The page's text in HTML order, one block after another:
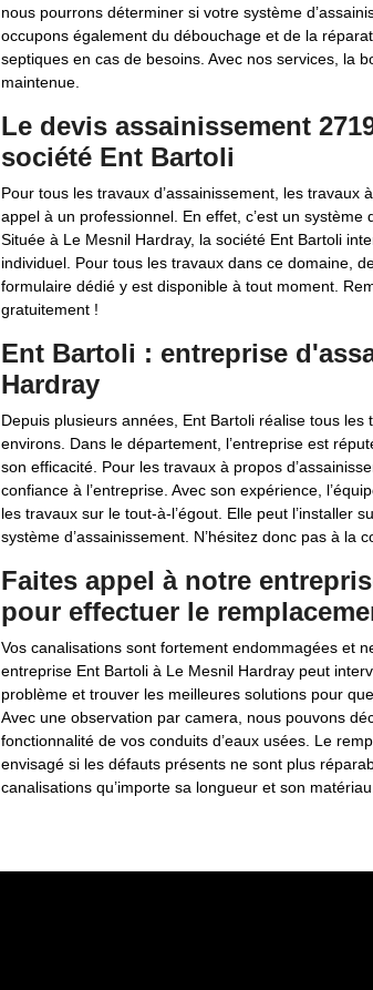
nous pourrons déterminer si votre système
occupons également du débouchage et de la
septiques en cas de besoins. Avec nos services, la
maintenue.
Le devis assainissement
société Ent Bartoli
Pour tous les travaux d’assainissement, les
appel à un professionnel. En effet, c’est un
Située à Le Mesnil Hardray, la société Ent Bartoli
individuel. Pour tous les travaux dans ce domaine,
formulaire dédié y est disponible à tout moment.
gratuitement !
Ent Bartoli : entreprise
Hardray
Depuis plusieurs années, Ent Bartoli réalise tous
environs. Dans le département, l’entreprise est
son efficacité. Pour les travaux à propos
confiance à l’entreprise. Avec son expérience,
les travaux sur le tout-à-l’égout. Elle peut l’installer
système d’assainissement. N’hésitez donc pas à la
Faites appel à notre
pour effectuer le
Vos canalisations sont fortement endommagées et
entreprise Ent Bartoli à Le Mesnil Hardray peut
problème et trouver les meilleures solutions pour
Avec une observation par camera, nous pouvons
fonctionnalité de vos conduits d’eaux usées. Le
envisagé si les défauts présents ne sont plus
canalisations qu’importe sa longueur et son matériau.